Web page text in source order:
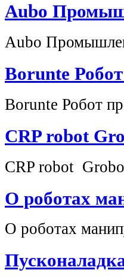
Aubo
Aubo
Borunte
Borunte Робот
CRP robot
CRP robot
О роботах
О роботах